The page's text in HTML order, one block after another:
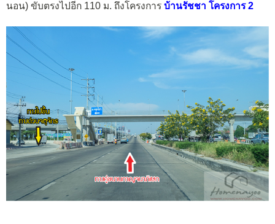
นอน) ขับตรงไปอีก 110 ม. ถึงโครงการ บ้านรัชชา โครงการ 2